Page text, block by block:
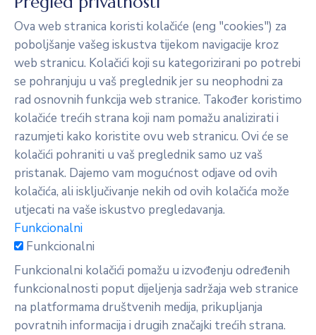
Ova web stranica koristi kolačiće (eng "cookies") za
poboljšanje vašeg iskustva tijekom navigacije kroz
web stranicu. Kolačići koji su kategorizirani po potrebi
se pohranjuju u vaš preglednik jer su neophodni za
rad osnovnih funkcija web stranice. Također koristimo
kolačiće trećih strana koji nam pomažu analizirati i
razumjeti kako koristite ovu web stranicu. Ovi će se
kolačići pohraniti u vaš preglednik samo uz vaš
pristanak. Dajemo vam mogućnost odjave od ovih
kolačića, ali isključivanje nekih od ovih kolačića može
utjecati na vaše iskustvo pregledavanja.
Funkcionalni
Funkcionalni
Funkcionalni kolačići pomažu u izvođenju određenih
funkcionalnosti poput dijeljenja sadržaja web stranice
na platformama društvenih medija, prikupljanja
povratnih informacija i drugih značajki trećih strana.